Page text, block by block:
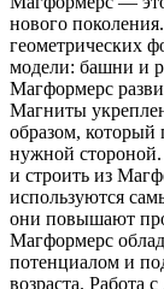
нового
геометрических
модели: башни и
Магформерс
Магниты
образом, который
нужной стороной.
и строить из
используются
они повышают
Магформерс
потенциалом и
возраста. Работа